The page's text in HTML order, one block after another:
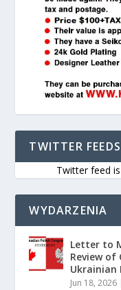
TWITTER FEEDS
Twitter feed
WYDARZENIA
Letter to
Review of
Ukrainian
Jun 18, 2026